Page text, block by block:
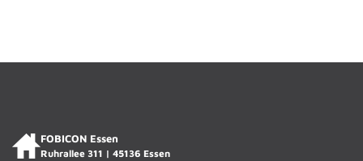
FOBICON Essen
Ruhrallee 311 | 45136 Essen
FOBICON ESSEN · KI-Assistentin